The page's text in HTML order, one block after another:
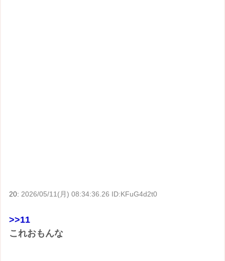
20: 2026/05/11(月) 08:34:36.26 ID:KFuG4d2t0
>>11
これおもんな